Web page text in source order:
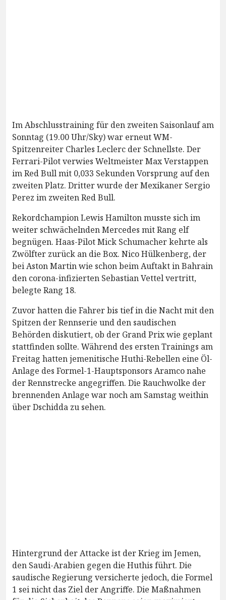
Im Abschlusstraining für den zweiten Saisonlauf am
Sonntag (19.00 Uhr/Sky) war erneut WM-
Spitzenreiter Charles Leclerc der Schnellste. Der
Ferrari-Pilot verwies Weltmeister Max Verstappen
im Red Bull mit 0,033 Sekunden Vorsprung auf den
zweiten Platz. Dritter wurde der Mexikaner Sergio
Perez im zweiten Red Bull.
Rekordchampion Lewis Hamilton musste sich im
weiter schwächelnden Mercedes mit Rang elf
begnügen. Haas-Pilot Mick Schumacher kehrte als
Zwölfter zurück an die Box. Nico Hülkenberg, der
bei Aston Martin wie schon beim Auftakt in Bahrain
den corona-infizierten Sebastian Vettel vertritt,
belegte Rang 18.
Zuvor hatten die Fahrer bis tief in die Nacht mit den
Spitzen der Rennserie und den saudischen
Behörden diskutiert, ob der Grand Prix wie geplant
stattfinden sollte. Während des ersten Trainings am
Freitag hatten jemenitische Huthi-Rebellen eine Öl-
Anlage des Formel-1-Hauptsponsors Aramco nahe
der Rennstrecke angegriffen. Die Rauchwolke der
brennenden Anlage war noch am Samstag weithin
über Dschidda zu sehen.
Hintergrund der Attacke ist der Krieg im Jemen,
den Saudi-Arabien gegen die Huthis führt. Die
saudische Regierung versicherte jedoch, die Formel
1 sei nicht das Ziel der Angriffe. Die Maßnahmen